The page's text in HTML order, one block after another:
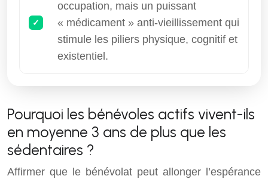
occupation, mais un puissant
« médicament » anti-vieillissement qui
stimule les piliers physique, cognitif et
existentiel.
Pourquoi les bénévoles actifs vivent-ils
en moyenne 3 ans de plus que les
sédentaires ?
Affirmer que le bénévolat peut allonger l’espérance